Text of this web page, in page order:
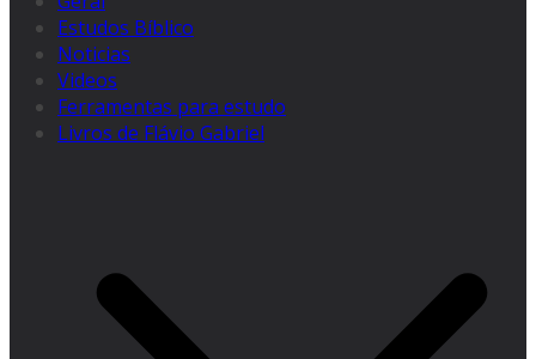
Estudos Bíblico
Noticias
Videos
Ferramentas para estudo
Livros de Flávio Gabriel